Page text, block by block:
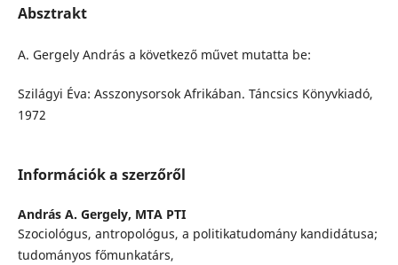
Absztrakt
A. Gergely András a következő művet mutatta be:
Szilágyi Éva: Asszonysorsok Afrikában. Táncsics Könyvkiadó,
1972
Információk a szerzőről
András A. Gergely, MTA PTI
Szociológus, antropológus, a politikatudomány kandidátusa;
tudományos főmunkatárs,